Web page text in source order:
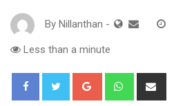
By Nillanthan -
Less than a minute
Google+ Whatsapp